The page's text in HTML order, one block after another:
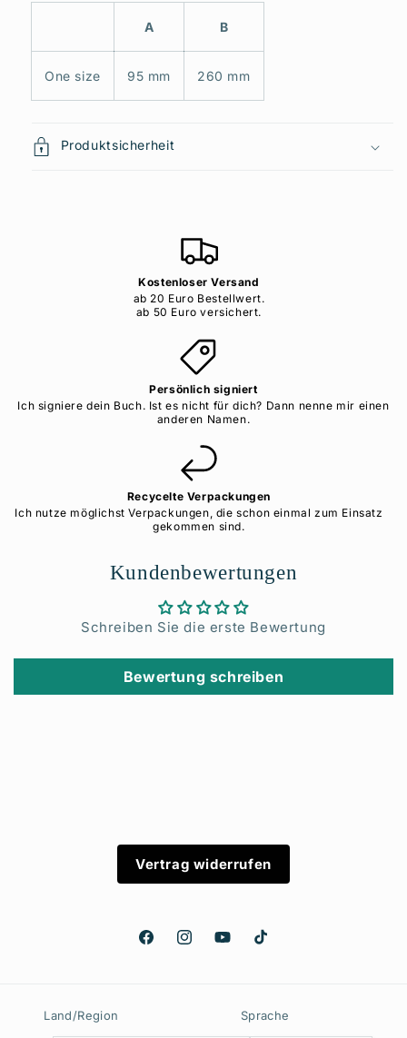
A B
One size 95 mm 260 mm
Produktsicherheit
Kostenloser Versand
ab 20 Euro Bestellwert.
ab 50 Euro versichert.
Persönlich signiert
Ich signiere dein Buch. Ist es nicht für dich? Dann nenne mir einen
anderen Namen.
Recycelte Verpackungen
Ich nutze möglichst Verpackungen, die schon einmal zum Einsatz
gekommen sind.
Kundenbewertungen
Schreiben Sie die erste Bewertung
Bewertung schreiben
Vertrag widerrufen
FacebookInstagramYouTubeTikTok
Land/Region Sprache